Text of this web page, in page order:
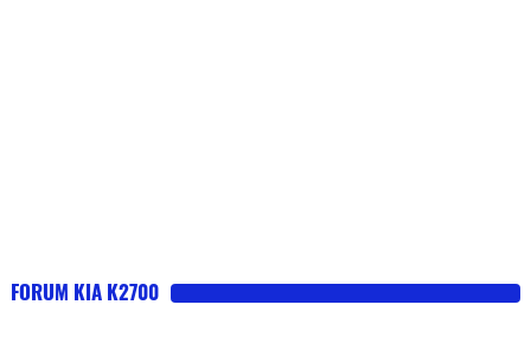
FORUM KIA K2700